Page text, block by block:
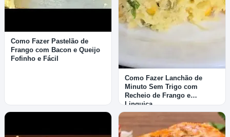
Como Fazer Pastelão de
Frango com Bacon e Queijo
Fofinho e Fácil
Como Fazer Lanchão de
Minuto Sem Trigo com
Recheio de Frango e
Linguiça